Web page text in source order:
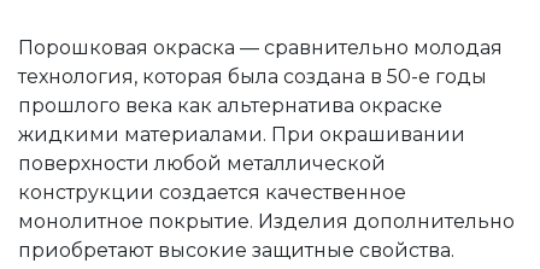
Порошковая окраска — сравнительно молодая
технология, которая была создана в 50-е годы
прошлого века как альтернатива окраске
жидкими материалами. При окрашивании
поверхности любой металлической
конструкции создается качественное
монолитное покрытие. Изделия дополнительно
приобретают высокие защитные свойства.